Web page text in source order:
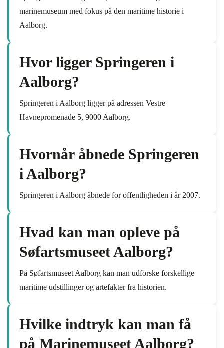
marinemuseum med fokus på den maritime historie i
Aalborg.
Hvor ligger Springeren i
Aalborg?
Springeren i Aalborg ligger på adressen Vestre
Havnepromenade 5, 9000 Aalborg.
Hvornår åbnede Springeren
i Aalborg?
Springeren i Aalborg åbnede for offentligheden i år 2007.
Hvad kan man opleve på
Søfartsmuseet Aalborg?
På Søfartsmuseet Aalborg kan man udforske forskellige
maritime udstillinger og artefakter fra historien.
Hvilke indtryk kan man få
på Marinemuseet Aalborg?